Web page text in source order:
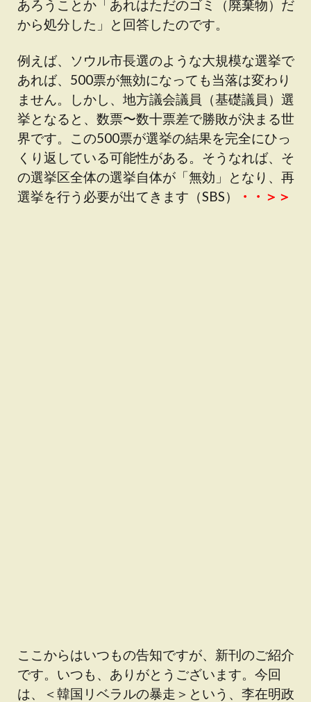
あろうことか「あれはただのゴミ（廃棄物）だ
から処分した」と回答したのです。
例えば、ソウル市長選のような大規模な選挙で
あれば、500票が無効になっても当落は変わり
ません。しかし、地方議会議員（基礎議員）選
挙となると、数票〜数十票差で勝敗が決まる世
界です。この500票が選挙の結果を完全にひっ
くり返している可能性がある。そうなれば、そ
の選挙区全体の選挙自体が「無効」となり、再
選挙を行う必要が出てきます（SBS）
・・＞＞
ここからはいつもの告知ですが、新刊のご紹介
です。いつも、ありがとうございます。今回
は、＜韓国リベラルの暴走＞という、李在明政